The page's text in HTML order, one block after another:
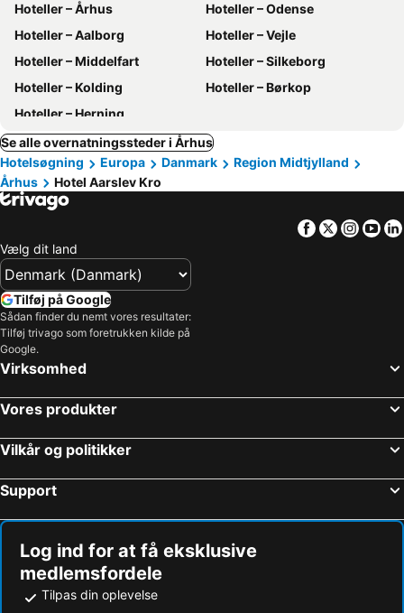
Hoteller – Århus
Hoteller – Odense
Hoteller – Aalborg
Hoteller – Vejle
Hoteller – Middelfart
Hoteller – Silkeborg
Hoteller – Kolding
Hoteller – Børkop
Hoteller – Herning
Se alle overnatningssteder i Århus
Hotelsøgning
Europa Danmark
Region Midtjylland
Århus
Hotel Aarslev Kro
Facebook
Twitter
Vælg dit land
Tilføj på Google
Sådan finder du nemt vores resultater:
Tilføj trivago som foretrukken kilde på
Google.
Virksomhed
Vores produkter
Vilkår og politikker
Support
Log ind for at få eksklusive
medlemsfordele
Tilpas din oplevelse